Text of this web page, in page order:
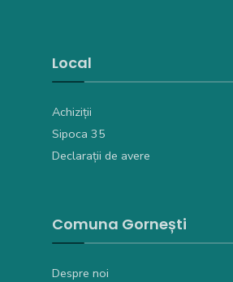
Local
Achiziții
Sipoca 35
Declarații de avere
Comuna Gornești
Despre noi